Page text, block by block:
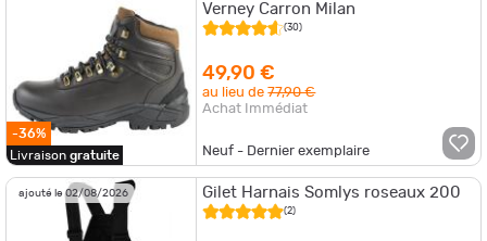
-36%
Livraison gratuite
Verney Carron Milan
(30)
49,90 €
au lieu de77,90 €
Achat Immédiat
Neuf - Dernier exemplaire
ajouté le 02/08/2026 Gilet Harnais Somlys roseaux 200
(2)